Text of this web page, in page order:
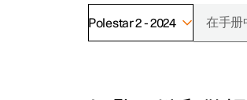
Polestar 2 - 2024